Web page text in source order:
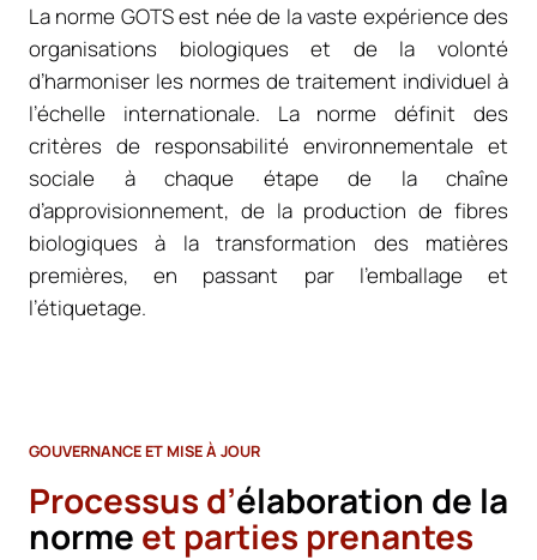
La norme GOTS est née de la vaste expérience des
organisations biologiques et de la volonté
d’harmoniser les normes de traitement individuel à
l’échelle internationale. La norme définit des
critères de responsabilité environnementale et
sociale à chaque étape de la chaîne
d’approvisionnement, de la production de fibres
biologiques à la transformation des matières
premières, en passant par l’emballage et
l’étiquetage.
GOUVERNANCE ET MISE À JOUR
Processus d’élaboration de la
norme et parties prenantes